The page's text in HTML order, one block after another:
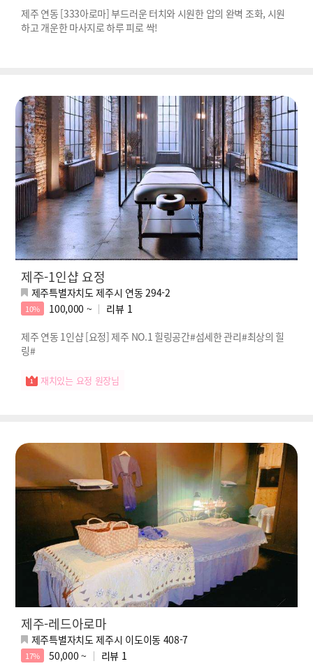
제주 연동 [333아로마] 부드러운 터치와 시원한 압의 완벽 조화, 시원
하고 개운한 마사지로 하루 피로 싹!
제주-1인샵 요정
제주특별자치도 제주시 연동 294-2
10% 100,000 ~ 리뷰 1
제주 연동 1인샵 [요정] 제주 NO.1 힐링공간#섬세한 관리#최상의 힐
링#
재치있는 요정 원장님
제주-레드아로마
제주특별자치도 제주시 이도이동 408-7
17% 50,000 ~ 리뷰 1